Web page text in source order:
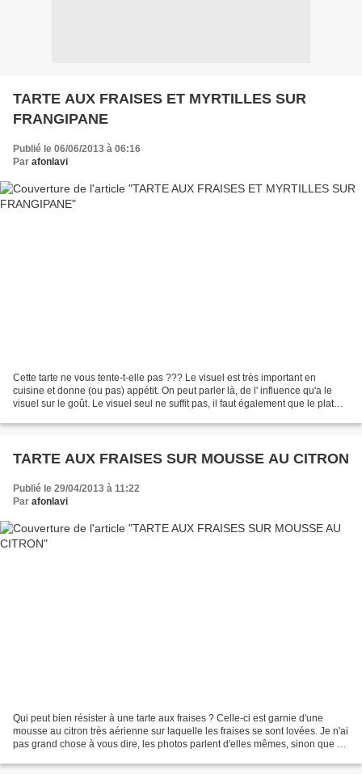
TARTE AUX FRAISES ET MYRTILLES SUR
FRANGIPANE
Publié le 06/06/2013 à 06:16
Par afonlavi
Cette tarte ne vous tente-t-elle pas ??? Le visuel est très important en
cuisine et donne (ou pas) appétit. On peut parler là, de l' influence qu'a le
visuel sur le goût. Le visuel seul ne suffit pas, il faut également que le plat
TARTE AUX FRAISES SUR MOUSSE AU CITRON
Publié le 29/04/2013 à 11:22
Par afonlavi
Qui peut bien résister à une tarte aux fraises ? Celle-ci est garnie d'une
mousse au citron très aérienne sur laquelle les fraises se sont lovées. Je n'ai
pas grand chose à vous dire, les photos parlent d'elles mêmes, sinon que ce